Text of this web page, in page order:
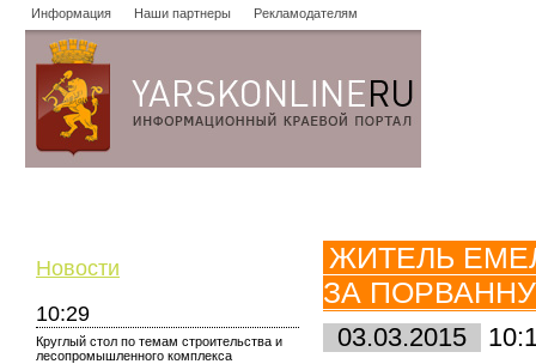
Информация Наши партнеры Рекламодателям
Новости
10:29
Круглый стол по темам строительства и
лесопромышленного комплекса
ЖИТЕЛЬ
ЗА
03.03.2015